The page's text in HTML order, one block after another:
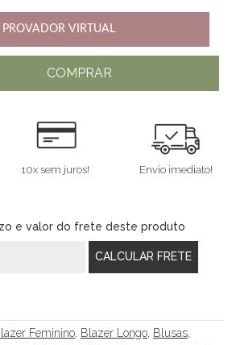
PROVADOR VIRTUAL
COMPRAR
10x sem juros! Envio imediato!
e valor do frete deste produto
Feminino, Blazer Longo, Blusas,